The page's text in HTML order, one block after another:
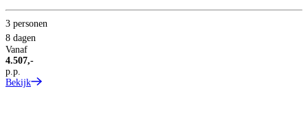
3 personen
8 dagen
Vanaf
4.507,-
p.p.
Bekijk